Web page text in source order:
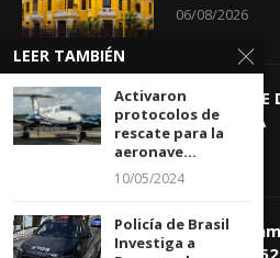
06/08/2026
KEIKO TRAE
GIOVANNA
04/08/2026
Tasa de
de 2026:
LEER TAMBIÉN
Activaron
protocolos de
rescate para la
aeronave...
10/05/2024
Policía de Brasil
Investiga a